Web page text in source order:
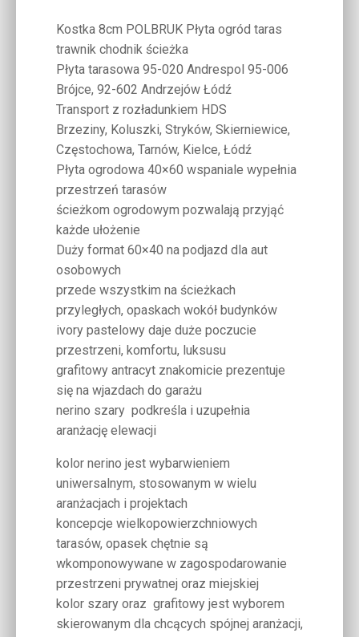
Kostka 8cm POLBRUK Płyta ogród taras
trawnik chodnik ścieżka
Płyta tarasowa 95-020 Andrespol 95-006
Brójce, 92-602 Andrzejów Łódź
Transport z rozładunkiem HDS
Brzeziny, Koluszki, Stryków, Skierniewice,
Częstochowa, Tarnów, Kielce, Łódź
Płyta ogrodowa 40×60 wspaniale wypełnia
przestrzeń tarasów
ścieżkom ogrodowym pozwalają przyjąć
każde ułożenie
Duży format 60×40 na podjazd dla aut
osobowych
przede wszystkim na ścieżkach
przyległych, opaskach wokół budynków
ivory pastelowy daje duże poczucie
przestrzeni, komfortu, luksusu
grafitowy antracyt znakomicie prezentuje
się na wjazdach do garażu
nerino szary podkreśla i uzupełnia
aranżację elewacji
kolor nerino jest wybarwieniem
uniwersalnym, stosowanym w wielu
aranżacjach i projektach
koncepcje wielkopowierzchniowych
tarasów, opasek chętnie są
wkomponowywane w zagospodarowanie
przestrzeni prywatnej oraz miejskiej
kolor szary oraz grafitowy jest wyborem
skierowanym dla chcących spójnej aranżacji,